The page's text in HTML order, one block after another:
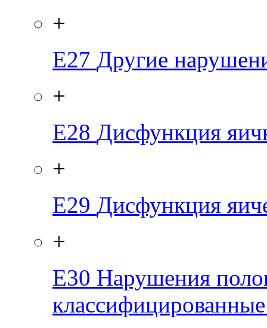
+
E27 Другие
+
E28 Дисфункция
+
E29 Дисфункция
+
E30 Нарушения